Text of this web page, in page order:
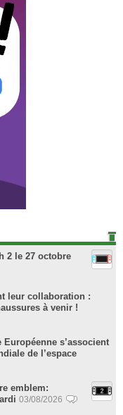
2 le 27 octobre
leur collaboration :
à venir !
s’associent
de l’espace
emblem:
03/08/2026